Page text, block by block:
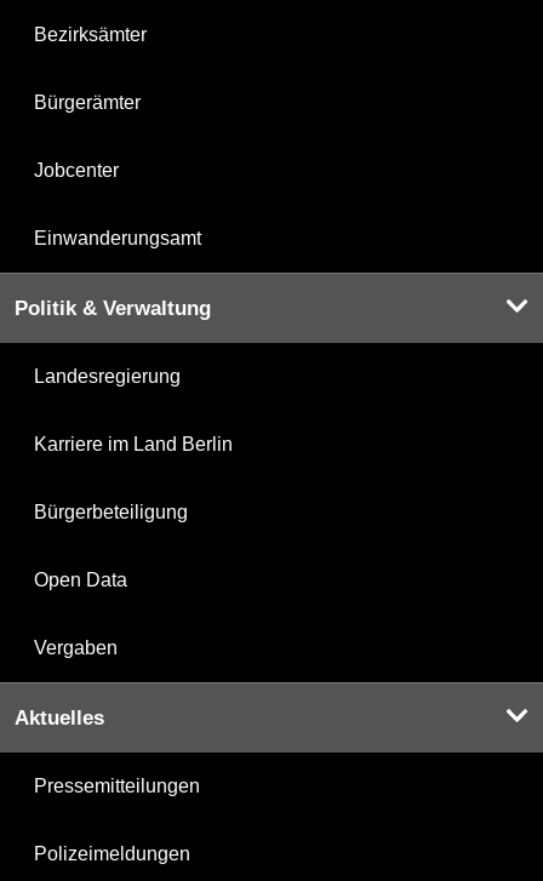
Bezirksämter
Bürgerämter
Jobcenter
Einwanderungsamt
Politik & Verwaltung
Landesregierung
Karriere im Land Berlin
Bürgerbeteiligung
Open Data
Vergaben
Aktuelles
Pressemitteilungen
Polizeimeldungen